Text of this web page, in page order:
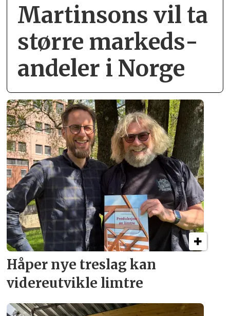
Martinsons vil ta
større markeds­
andeler i Norge
Håper nye treslag kan
videreutvikle limtre